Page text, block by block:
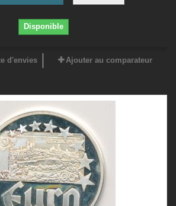
Disponible
d'envies Ajouter au comparateur